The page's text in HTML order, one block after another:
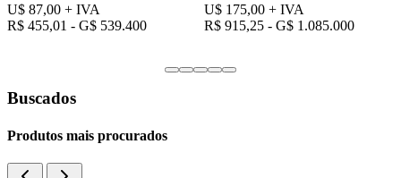
U$ 595,00+ IVA
R$ 3.111,85 - G$ 3.689.000
U$ 420,00 + IVA
R$ 2.196,60 - G$ 2.604.000
Buscados
Produtos mais procurados